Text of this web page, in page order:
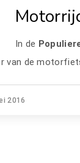
In de
van de
2016